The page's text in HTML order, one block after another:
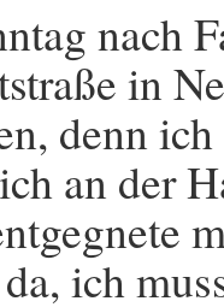
nach
in
denn
an der
ich